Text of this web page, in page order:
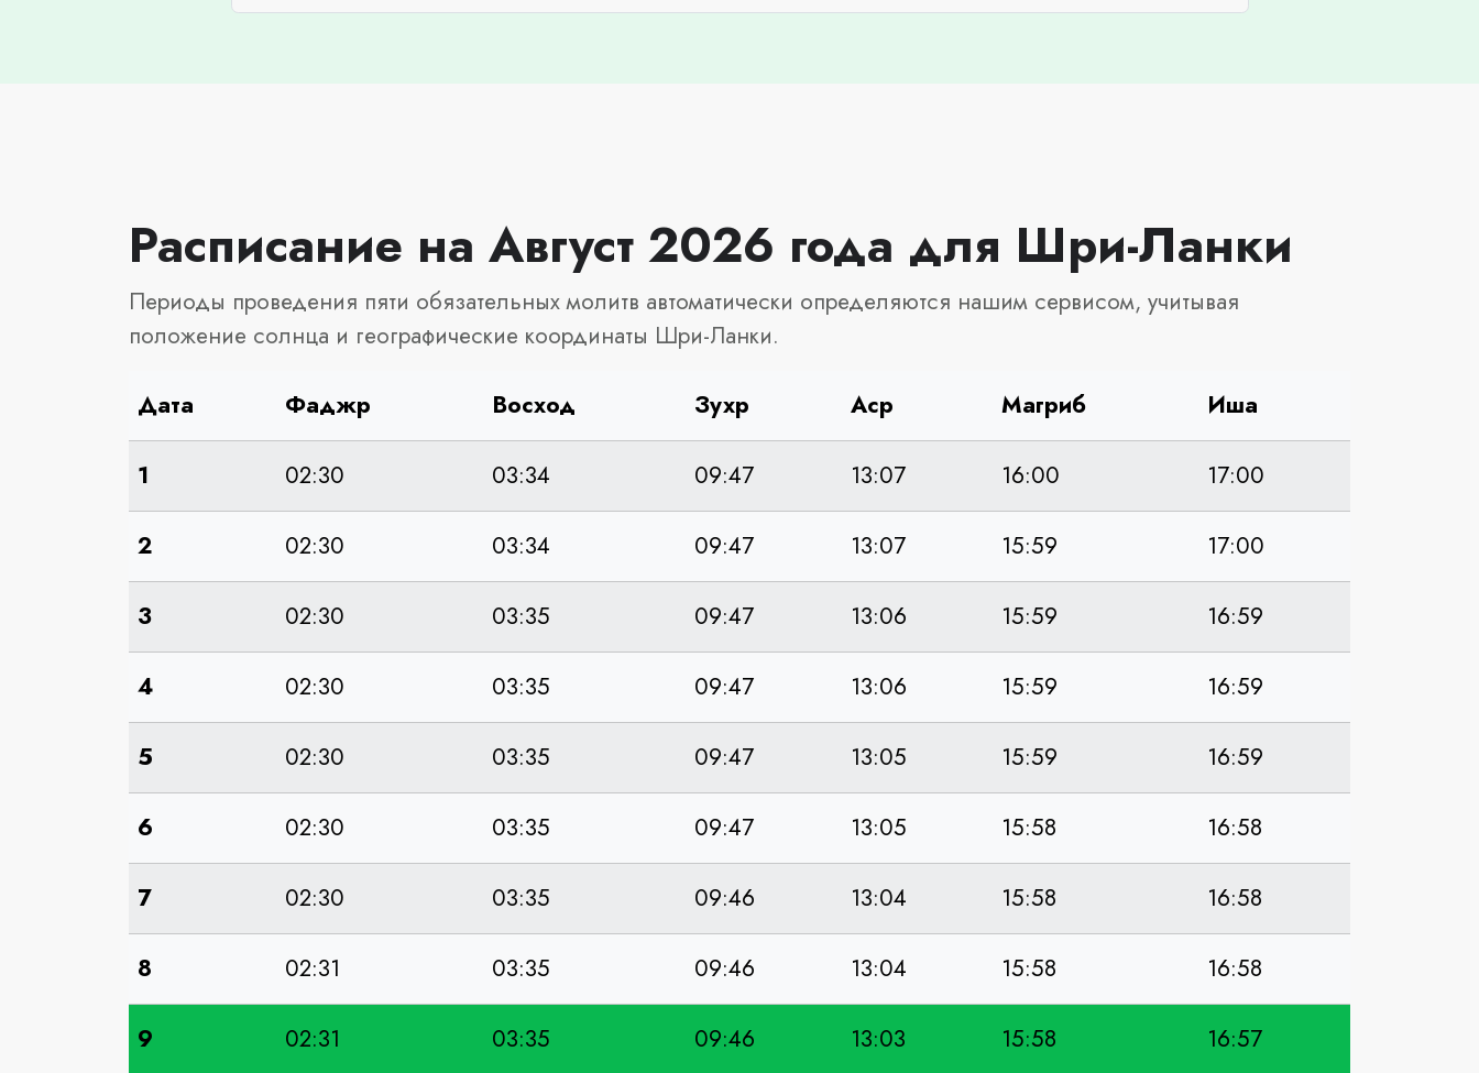
Расписание на Август 2026 года для Шри-Ланки
Периоды проведения пяти обязательных молитв автоматически определяются нашим сервисом, учитывая
положение солнца и географические координаты Шри-Ланки.
Дата Фаджр Восход Зухр Аср Магриб Иша
1 02:30 03:34 09:47 13:07 16:00 17:00
2 02:30 03:34 09:47 13:07 15:59 17:00
3 02:30 03:35 09:47 13:06 15:59 16:59
4 02:30 03:35 09:47 13:06 15:59 16:59
5 02:30 03:35 09:47 13:05 15:59 16:59
6 02:30 03:35 09:47 13:05 15:58 16:58
7 02:30 03:35 09:46 13:04 15:58 16:58
8 02:31 03:35 09:46 13:04 15:58 16:58
9 02:31 03:35 09:46 13:03 15:58 16:57